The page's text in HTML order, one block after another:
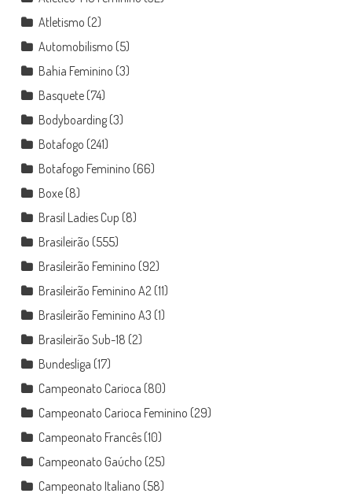
Atletismo (2)
Automobilismo (5)
Bahia Feminino (3)
Basquete(74)
Bodyboarding(3)
Botafogo (241)
Botafogo Feminino (66)
Boxe(8)
Brasil Ladies Cup (8)
Brasileirão (555)
Brasileirão Feminino (92)
Brasileirão Feminino A2(11)
Brasileirão Feminino A3 (1)
Brasileirão Sub-18 (2)
Bundesliga (17)
Campeonato Carioca (80)
Campeonato Carioca Feminino (29)
Campeonato Francês(10)
Campeonato Gaúcho (25)
Campeonato Italiano (58)